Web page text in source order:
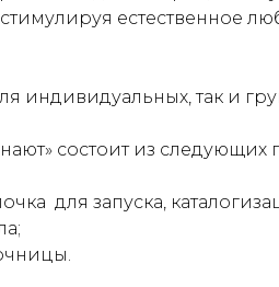
естественное
индивидуальных, так и
состоит из
для запуска,